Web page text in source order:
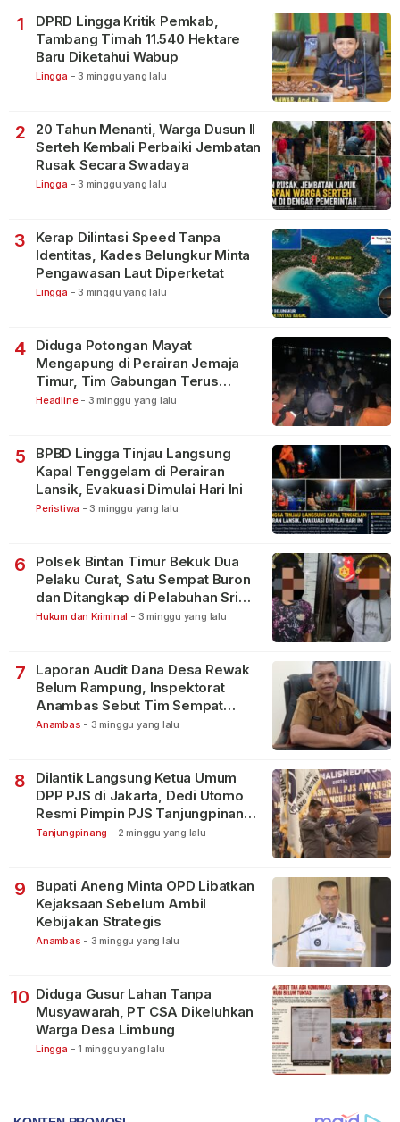
1
DPRD Lingga Kritik Pemkab,
Tambang Timah 11.540 Hektare
Baru Diketahui Wabup
Lingga - 3 minggu yang lalu
2
20 Tahun Menanti, Warga Dusun II
Serteh Kembali Perbaiki Jembatan
Rusak Secara Swadaya
Lingga - 3 minggu yang lalu
3
Kerap Dilintasi Speed Tanpa
Identitas, Kades Belungkur Minta
Pengawasan Laut Diperketat
Lingga - 3 minggu yang lalu
4
Diduga Potongan Mayat
Mengapung di Perairan Jemaja
Timur, Tim Gabungan Terus
Lakukan Pencarian
Headline - 3 minggu yang lalu
5
BPBD Lingga Tinjau Langsung
Kapal Tenggelam di Perairan
Lansik, Evakuasi Dimulai Hari Ini
Peristiwa - 3 minggu yang lalu
6
Polsek Bintan Timur Bekuk Dua
Pelaku Curat, Satu Sempat Buron
dan Ditangkap di Pelabuhan Sri
Bintan Pura
Hukum dan Kriminal - 3 minggu yang lalu
7
Laporan Audit Dana Desa Rewak
Belum Rampung, Inspektorat
Anambas Sebut Tim Sempat
Terbagi Tangani Kasus Lain
Anambas - 3 minggu yang lalu
8
Dilantik Langsung Ketua Umum
DPP PJS di Jakarta, Dedi Utomo
Resmi Pimpin PJS Tanjungpinang-
Bintan
Tanjungpinang - 2 minggu yang lalu
9
Bupati Aneng Minta OPD Libatkan
Kejaksaan Sebelum Ambil
Kebijakan Strategis
Anambas - 3 minggu yang lalu
10 Diduga Gusur Lahan Tanpa
Musyawarah, PT CSA Dikeluhkan
Warga Desa Limbung
Lingga - 1 minggu yang lalu